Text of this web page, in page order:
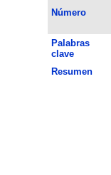
Número
Palabras
clave
Resumen